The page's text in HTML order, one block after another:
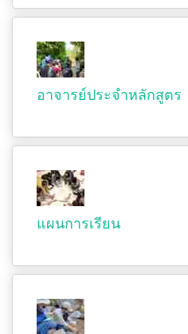
อาจารย์ประจำหลักสูตร
แผนการเรียน